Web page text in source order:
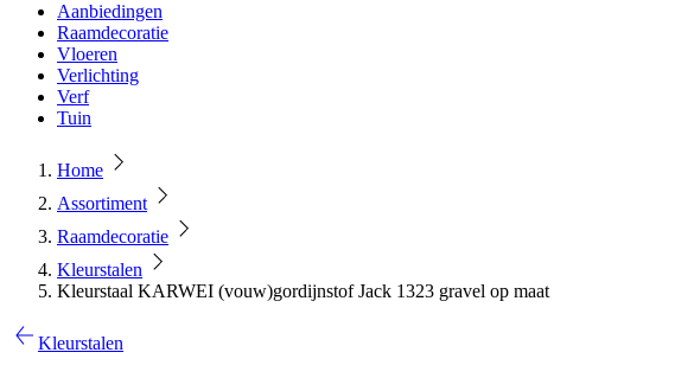
Aanbiedingen
Raamdecoratie
Vloeren
Verlichting
Verf
Tuin
Home
Assortiment
Raamdecoratie
Kleurstalen
Kleurstaal KARWEI (vouw)gordijnstof Jack 1323 gravel op maat
Kleurstalen